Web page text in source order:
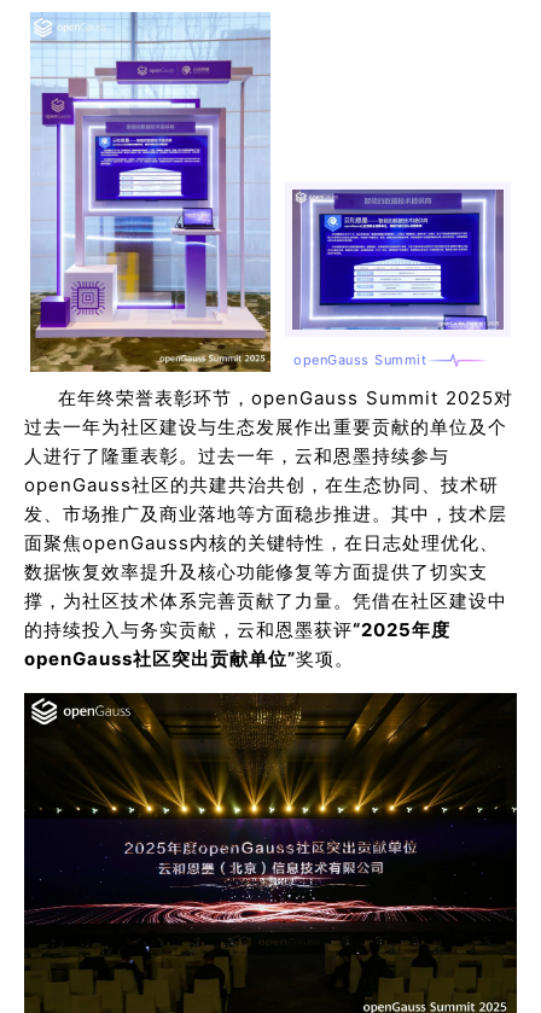
openGauss Summit
在年终荣誉表彰环节，openGauss Summit 2025对
过去一年为社区建设与生态发展作出重要贡献的单位及个
人进行了隆重表彰。过去一年，云和恩墨持续参与
openGauss社区的共建共治共创，在生态协同、技术研
发、市场推广及商业落地等方面稳步推进。其中，技术层
面聚焦openGauss内核的关键特性，在日志处理优化、
数据恢复效率提升及核心功能修复等方面提供了切实支
撑，为社区技术体系完善贡献了力量。凭借在社区建设中
的持续投入与务实贡献，云和恩墨获评“2025年度
openGauss社区突出贡献单位”奖项。